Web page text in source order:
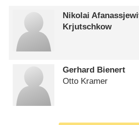
Nikolai
Krjutschkow
Gerhard Bienert
Otto Kramer